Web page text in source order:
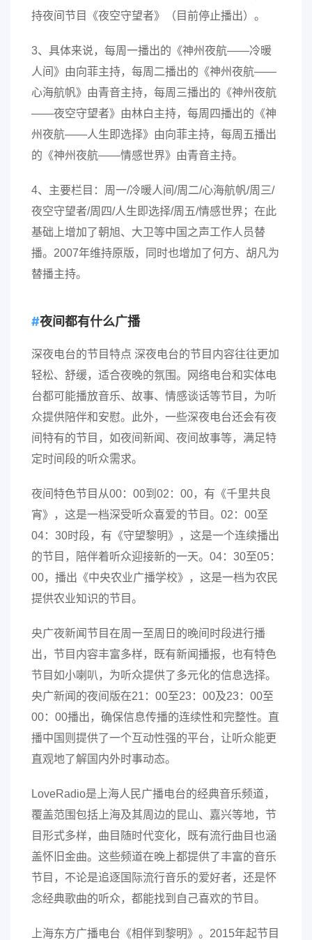
持夜间节目《夜空守望者》（目前停止播出）。
3、具体来说，每周一播出的《神州夜航——冷暖
人间》由向菲主持，每周二播出的《神州夜航——
心海航帆》由青音主持，每周三播出的《神州夜航
——夜空守望者》由林白主持，每周四播出的《神
州夜航——人生即选择》由向菲主持，每周五播出
的《神州夜航——情感世界》由青音主持。
4、主要栏目：周一/冷暖人间/周二/心海航帆/周三/
夜空守望者/周四/人生即选择/周五/情感世界；在此
基础上增加了朝旭、大卫等中国之声工作人员替
播。2007年维持原版，同时也增加了何方、胡凡为
替播主持。
夜间都有什么广播
深夜电台的节目特点 深夜电台的节目内容往往更加
轻松、舒缓，适合夜晚的氛围。网络电台和实体电
台都可能播放音乐、故事、情感谈话等节目，为听
众提供陪伴和安慰。此外，一些深夜电台还会有夜
间特有的节目，如夜间新闻、夜间故事等，满足特
定时间段的听众需求。
夜间特色节目从00：00到02：00，有《千里共良
宵》，这是一档深受听众喜爱的节目。02：00至
04：30时段，有《守望黎明》，这是一个连续播出
的节目，陪伴着听众迎接新的一天。04：30至05：
00，播出《中央农业广播学校》，这是一档为农民
提供农业知识的节目。
央广夜新闻节目在周一至周日的晚间时段进行播
出，节目内容丰富多样，既有新闻播报，也有特色
节目如小喇叭，为听众提供了多元化的信息选择。
央广新闻的夜间版在21：00至23：00及23：00至
00：00播出，确保信息传播的连续性和完整性。直
播中国则提供了一个互动性强的平台，让听众能更
直观地了解国内外时事动态。
LoveRadio是上海人民广播电台的经典音乐频道，
覆盖范围包括上海及其周边的昆山、嘉兴等地，节
目形式多样，曲目随时代变化，既有流行曲目也涵
盖怀旧金曲。这些频道在晚上都提供了丰富的音乐
节目，不论是追逐国际流行音乐的爱好者，还是怀
念经典歌曲的听众，都能找到自己喜欢的节目。
上海东方广播电台《相伴到黎明》。2015年起节目